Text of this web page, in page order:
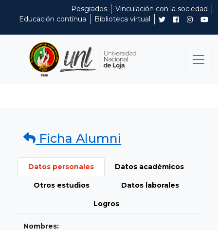
Posgrados
Vinculación con la sociedad
Educación contínua
Biblioteca virtual
Ficha Alumni
Datos personales Datos académicos
Otros estudios Datos laborales
Logros
Nombres: